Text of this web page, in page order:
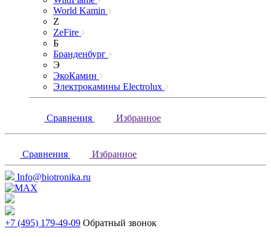
World Kamin
Z
ZeFire
Б
Бранденбург
Э
ЭкоКамин
Электрокамины Electrolux
Сравнения Избранное
Сравнения Избранное
Info@biotronika.ru
+7 (495) 179-49-09 Обратный звонок